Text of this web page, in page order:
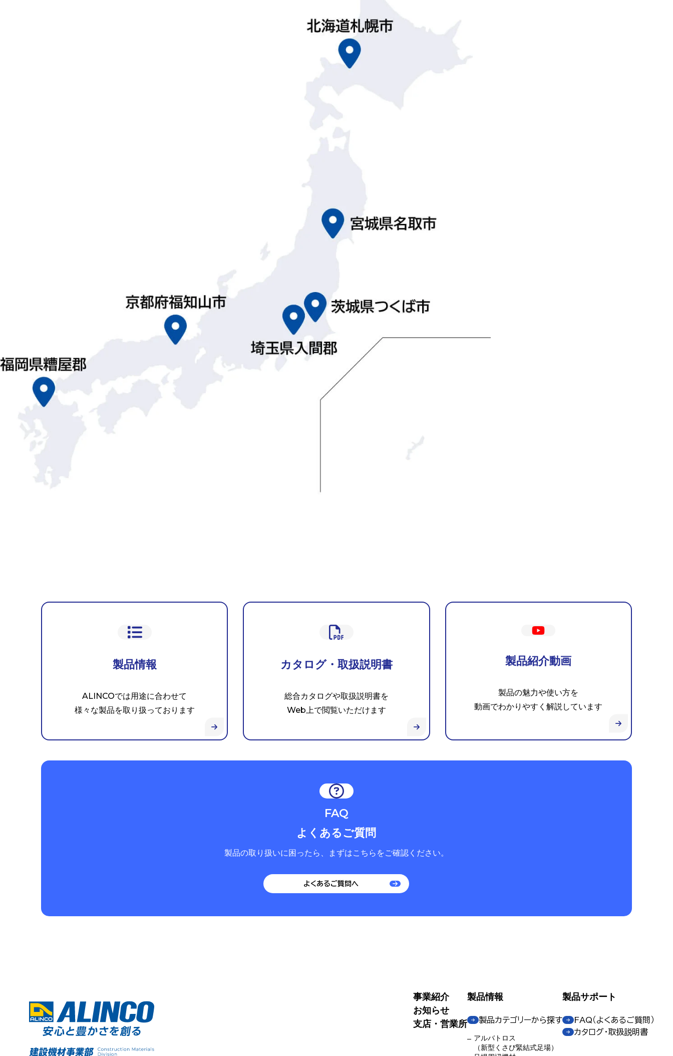
製品情報
ALINCOでは用途に合わせて
様々な製品を取り扱っております
カタログ・取扱説明書
総合カタログや取扱説明書を
Web上で閲覧いただけます
製品紹介動画
製品の魅力や使い方を
動画でわかりやすく解説しています
FAQ
よくあるご質問
製品の取り扱いに困ったら、 まずはこちらをご確認ください。
よくあるご質問へ
事業紹介
お知らせ
支店・営業所
製品情報
製品カテゴリーから探す
アルバトロス
（新型くさび緊結式足場）
製品サポート
FAQ（よくあるご質問）
カタログ・取扱説明書